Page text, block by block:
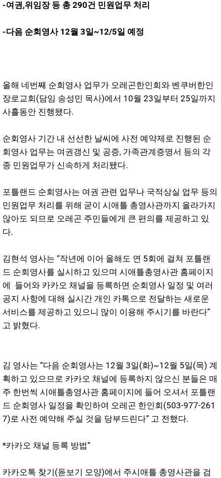
-여권,위임장 등 총 290건 민원업무 처리
-다음 순회영사 12월 3일~12/5일 예정
올해 네번째 순회영사 업무가 오레곤한인회와 벤쿠버한인
장로교회(담임 송성민 목사)에서 10월 23일부터 25일까지
사흘동안 진행됐다.
순회영사 기간 내 선선한 날씨에 사전 예약제로 진행된 순
회영사 업무는 여권갱신 및 공증, 가족관계증명서 등의 각
종 민원업무가 신속하게 처리됐다.
포틀랜드 순회영사는 여권 관련 업무나 국적상실 업무 등의
민원업무 처리를 위해 굳이 시애틀 총영사관까지 올라가지
않아도 되므로 오레곤 주민들에게 큰 편의를 제공하고 있
다.
김현석 영사는 “작년에 이어 올해도 연 5회에 걸쳐 포틀랜
드 순회영사를 실시하고 있으며 시애틀총영사관 홈페이지
에 들어와 카카오 채널을 등록하면 순회영사 일정 및 여러
공지 사항에 대해 실시간 개인 카톡으로 전달하는 새로운
서비스를 제공하고 있으니 많이 이용해 주시기를 바란다”
고 밝혔다.
김 영사는 “다음 순회영사는 12월 3일(화)~12월 5일(목) 계
획하고 있으므로 카카오 채널에 등록하지 않으신 분들은 매
주 한번씩 시애틀총영사관 홈페이지에 들어 오셔서 포틀랜
드 순회영사 일정을 확인하여 오레곤 한인회(503-977-261
7)로 사전 예약해 주실 것을 당부드린다” 고 전했다.
*카카오 채널 등록 방법“
카카오톡 찾기(돋보기 모양)에서 주시애틀 총영사관을 검